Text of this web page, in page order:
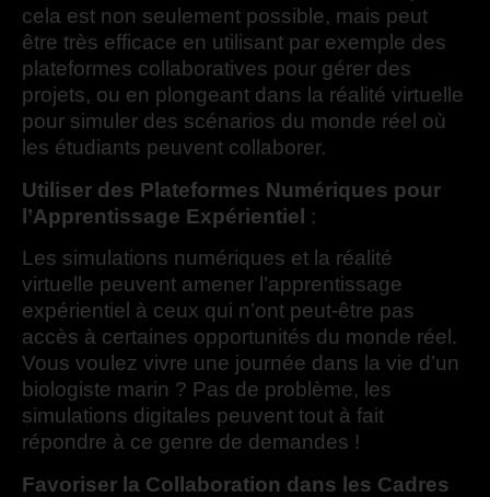
cela est non seulement possible, mais peut
être très efficace en utilisant par exemple des
plateformes collaboratives pour gérer des
projets, ou en plongeant dans la réalité virtuelle
pour simuler des scénarios du monde réel où
les étudiants peuvent collaborer.
Utiliser des Plateformes Numériques pour
l’Apprentissage Expérientiel :
Les simulations numériques et la réalité
virtuelle peuvent amener l’apprentissage
expérientiel à ceux qui n’ont peut-être pas
accès à certaines opportunités du monde réel.
Vous voulez vivre une journée dans la vie d’un
biologiste marin ? Pas de problème, les
simulations digitales peuvent tout à fait
répondre à ce genre de demandes !
Favoriser la Collaboration dans les Cadres